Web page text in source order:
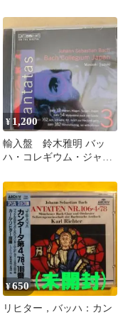
¥1,200
輸入盤 鈴木雅明 バッ
ハ・コレギウム・ジャパ
¥650
リヒター，バッハ：カン